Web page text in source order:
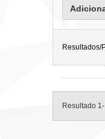
Resultados/
Resultado